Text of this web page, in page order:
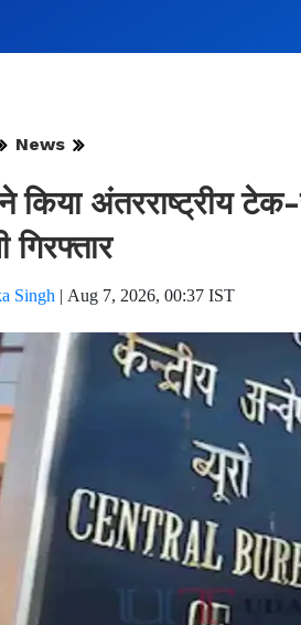
News
किया अंतरराष्ट्रीय टेक-
गिरफ्तार
Singh | Aug 7, 2026, 00:37 IST